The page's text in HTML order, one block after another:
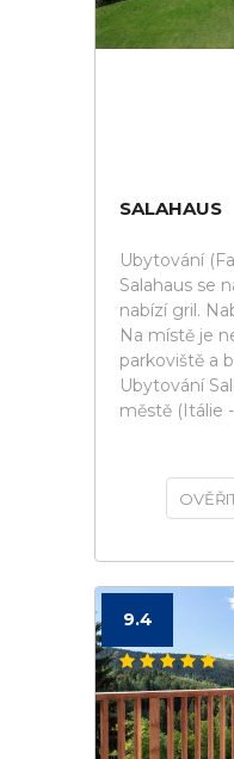
SALAHAUS
Ubytování
Salahaus se
nabízí gril.
Na místě je
parkoviště a
Ubytování
městě (Itálie
9.4